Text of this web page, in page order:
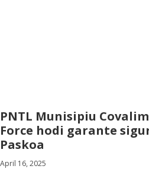
PNTL Munisipiu
Force hodi garante
Paskoa
April 16, 2025